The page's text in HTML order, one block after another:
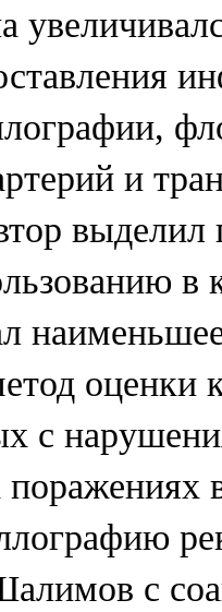
и
в
оценки
с
с